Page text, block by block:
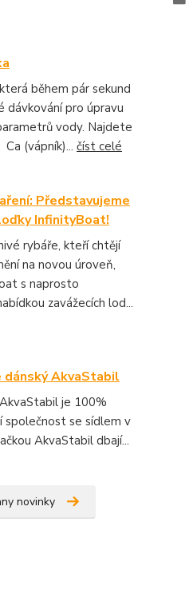
během pár sekund
pro úpravu
vody. Najdete
(vápník)... číst celé
Představujeme
InfinityBoat!
rybáře, kteří chtějí
na novou úroveň,
s naprosto
zavážecích lod...
dánský AkvaStabil
je 100%
společnost se sídlem v
AkvaStabil dbají...
novinky